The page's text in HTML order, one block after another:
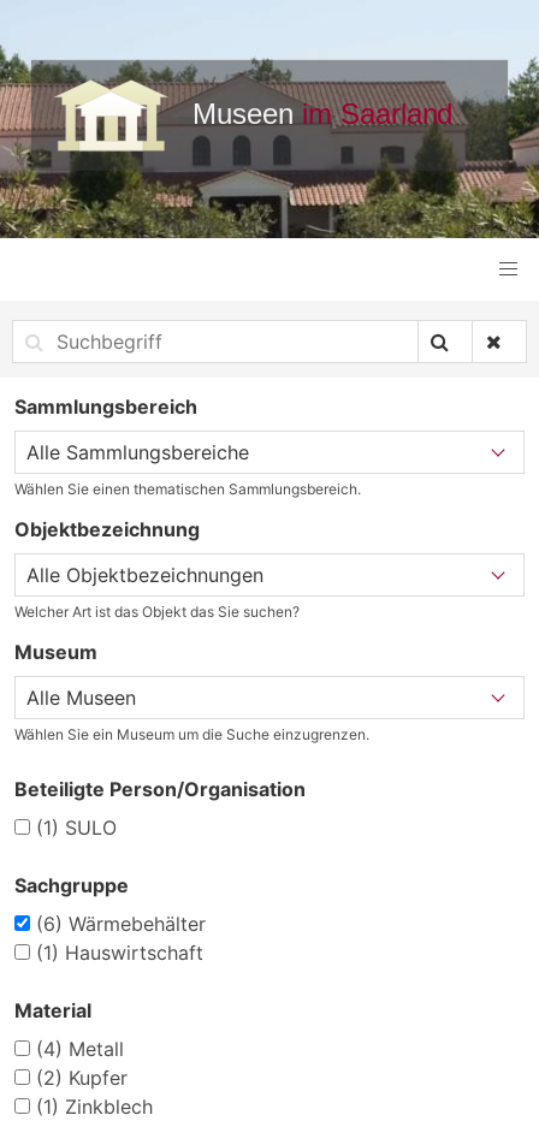
Sammlungsbereich
Wählen Sie einen thematischen Sammlungsbereich.
Objektbezeichnung
Welcher Art ist das Objekt das Sie suchen?
Museum
Wählen Sie ein Museum um die Suche einzugrenzen.
Beteiligte Person/Organisation
(1) SULO
Sachgruppe
(6) Wärmebehälter
(1) Hauswirtschaft
Material
(4) Metall
(2) Kupfer
(1) Zinkblech